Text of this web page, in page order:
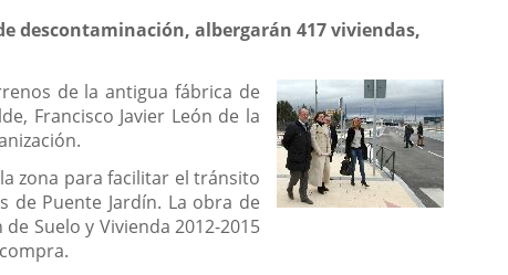
descontaminación, albergarán 417 viviendas,
de la antigua fábrica de
Francisco Javier León de la
zona para facilitar el tránsito
Puente Jardín. La obra de
Suelo y Vivienda 2012-2015